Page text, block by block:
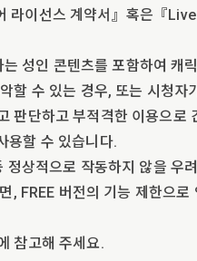
라이선스 계약서』혹은『
성인 콘텐츠를 포함하여 캐
할 수 있는 경우, 또는 시청
판단하고 부적격한 이용으로
용할 수 있습니다.
상적으로 작동하지 않을 우
FREE 버전의 기능 제한으
참고해 주세요.